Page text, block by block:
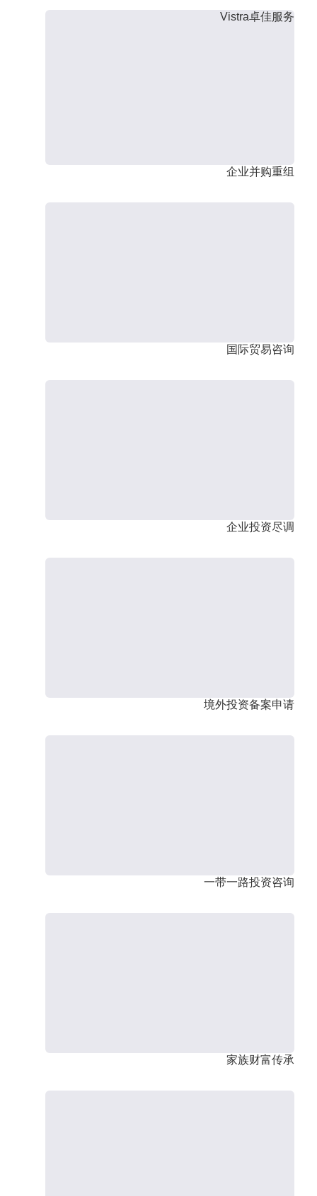
Vistra卓佳服务
企业并购重组
国际贸易咨询
企业投资尽调
境外投资备案申请
一带一路投资咨询
家族财富传承